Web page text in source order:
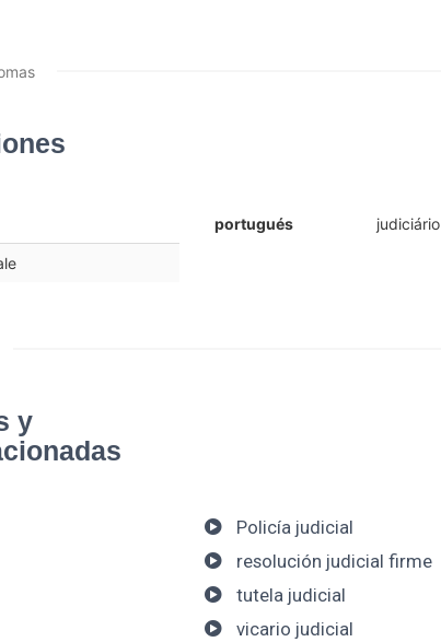
portugués judiciário
y
Policía judicial
resolución judicial firme
tutela judicial
vicario judicial